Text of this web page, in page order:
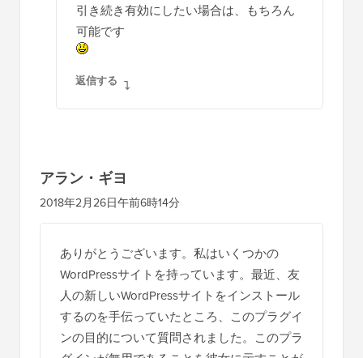
引き続き有効にしたい場合は、もちろん
可能です
返信する
アラン・ギヨ
2018年2月26日午前6時14分
ありがとうございます。私はいくつかの
WordPressサイトを持っています。最近、友
人の新しいWordPressサイトをインストール
するのを手伝っていたところ、このプラグイ
ンの目的について質問されました。このプラ